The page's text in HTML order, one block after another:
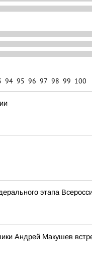
94 95 96 97 98 99 100
этапа
Андрей Макушев